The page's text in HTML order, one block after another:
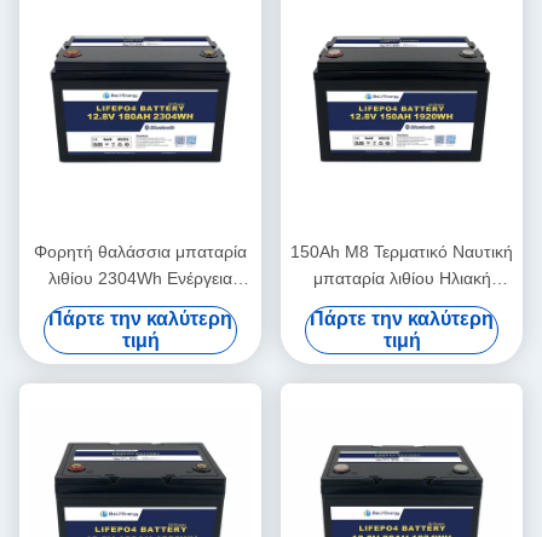
Φορητή θαλάσσια μπαταρία
λιθίου 2304Wh Ενέργεια
260A
Πάρτε την καλύτερη
τιμή
150Ah M8 Τερματικό Ναυτική
μπαταρία λιθίου Ηλιακή
μπαταρία 12,8V ABS
Πάρτε την καλύτερη
τιμή